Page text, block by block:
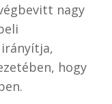
nagy
hogy